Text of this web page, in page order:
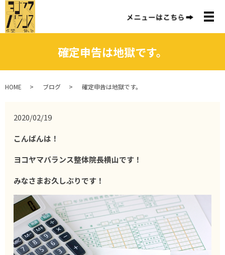
メ
確定申告は地獄です。
HOME ブログ 確定申告は地獄です。
2020/02/19
こんばんは！
ヨコヤマバランス整体院長横山です！
みなさまお久しぶりです！